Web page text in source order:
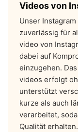
Videos von
Unser
zuverlässig für
video von
dabei auf
einzugehen.
videos erfolgt
unterstützt
kurze als auch
verarbeitet,
Qualität erhalten.